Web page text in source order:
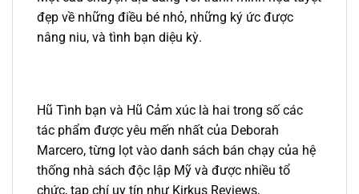
đẹp về những điều bé nhỏ, những ký ức được
nâng niu, và tình bạn diệu kỳ.
Hũ Tình bạn và Hũ Cảm xúc là hai trong số các
tác phẩm được yêu mến nhất của Deborah
Marcero, từng lọt vào danh sách bán chạy của hệ
thống nhà sách độc lập Mỹ và được nhiều tổ
chức, tạp chí uy tín như Kirkus Reviews,